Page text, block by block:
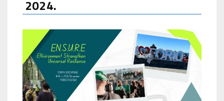
2024.